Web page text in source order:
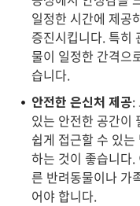
일정한 시간에 제공
증진시킵니다. 특히
물이 일정한 간격으
습니다.
안전한 은신처 제공:
있는 안전한 공간이
쉽게 접근할 수 있
하는 것이 좋습니다
른 반려동물이나 가
어야 합니다.